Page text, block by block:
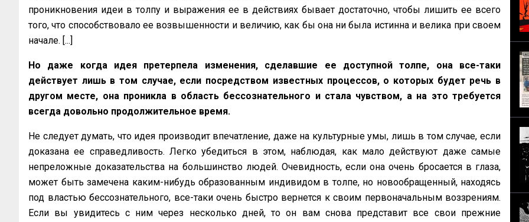
проникновения идеи в толпу и выражения ее в действиях бывает достаточно, чтобы лишить ее всего
того, что способствовало ее возвышенности и величию, как бы она ни была истинна и велика при своем
начале. [...]
Но даже когда идея претерпела изменения, сделавшие ее доступной толпе, она все-таки
действует лишь в том случае, если посредством известных процессов, о которых будет речь в
другом месте, она проникла в область бессознательного и стала чувством, а на это требуется
всегда довольно продолжительное время.
Не следует думать, что идея производит впечатление, даже на культурные умы, лишь в том случае, если
доказана ее справедливость. Легко убедиться в этом, наблюдая, как мало действуют даже самые
непреложные доказательства на большинство людей. Очевидность, если она очень бросается в глаза,
может быть замечена каким-нибудь образованным индивидом в толпе, но новообращенный, находясь
под властью бессознательного, все-таки очень быстро вернется к своим первоначальным воззрениям.
Если вы увидитесь с ним через несколько дней, то он вам снова представит все свои прежние